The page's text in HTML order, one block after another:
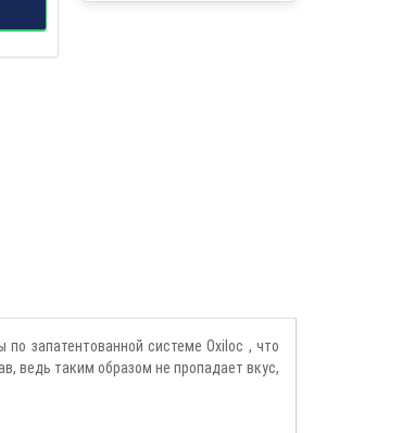
запатентованной системе Oxiloc , что
ведь таким образом не пропадает вкус,